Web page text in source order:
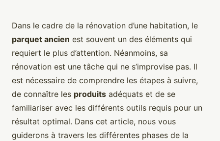
Dans le cadre de la rénovation d’une habitation, le
parquet ancien est souvent un des éléments qui
requiert le plus d’attention. Néanmoins, sa
rénovation est une tâche qui ne s’improvise pas. Il
est nécessaire de comprendre les étapes à suivre,
de connaître les produits adéquats et de se
familiariser avec les différents outils requis pour un
résultat optimal. Dans cet article, nous vous
guiderons à travers les différentes phases de la